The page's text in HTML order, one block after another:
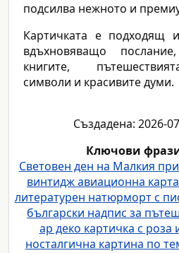
подсилва нежното и
Картичката е подходящ
вдъхновяващо
книгите,
символи и красивите думи.
Създадена: 2026-
Ключови
Световен ден на Малкия
винтидж авиационна
литературен натюрморт с
български надпис за
ар деко картичка с роза
носталгична картина по